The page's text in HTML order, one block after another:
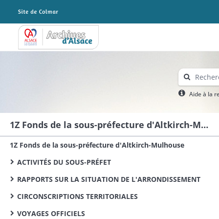
Archives Alsace - Colmar
Aide à la
1Z Fonds de la sous-préfecture d'Altkirch-Mulhouse
1Z Fonds de la sous-préfecture d'Altkirch-Mulhouse
ACTIVITÉS DU SOUS-PRÉFET
RAPPORTS SUR LA SITUATION DE L'ARRONDISSEMENT
CIRCONSCRIPTIONS TERRITORIALES
VOYAGES OFFICIELS